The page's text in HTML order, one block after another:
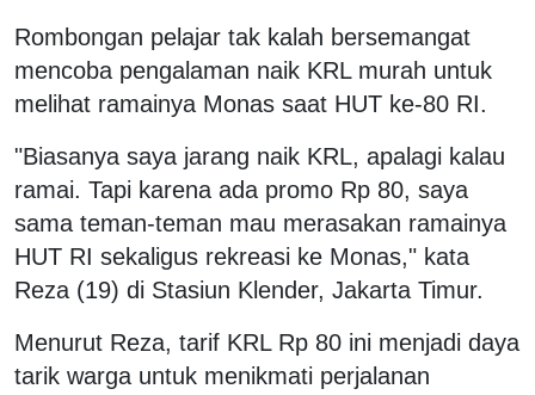
Rombongan pelajar tak kalah bersemangat
mencoba pengalaman naik KRL murah untuk
melihat ramainya Monas saat HUT ke-80 RI.
"Biasanya saya jarang naik KRL, apalagi kalau
ramai. Tapi karena ada promo Rp 80, saya
sama teman-teman mau merasakan ramainya
HUT RI sekaligus rekreasi ke Monas," kata
Reza (19) di Stasiun Klender, Jakarta Timur.
Menurut Reza, tarif KRL Rp 80 ini menjadi daya
tarik warga untuk menikmati perjalanan